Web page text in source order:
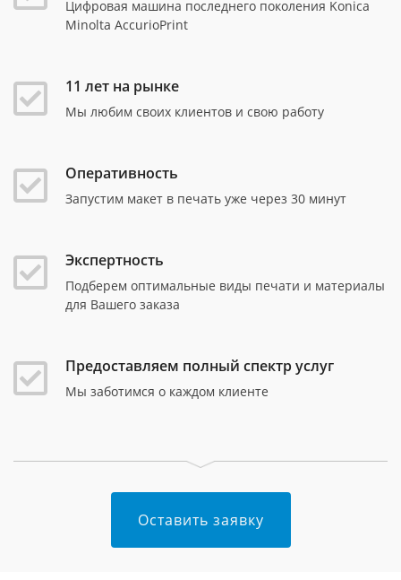
Цифровая машина последнего поколения Konica
Minolta AccurioPrint
11 лет на рынке
Мы любим своих клиентов и свою работу
Оперативность
Запустим макет в печать уже через 30 минут
Экспертность
Подберем оптимальные виды печати и материалы
для Вашего заказа
Предоставляем полный спектр услуг
Мы заботимся о каждом клиенте
Оставить заявку